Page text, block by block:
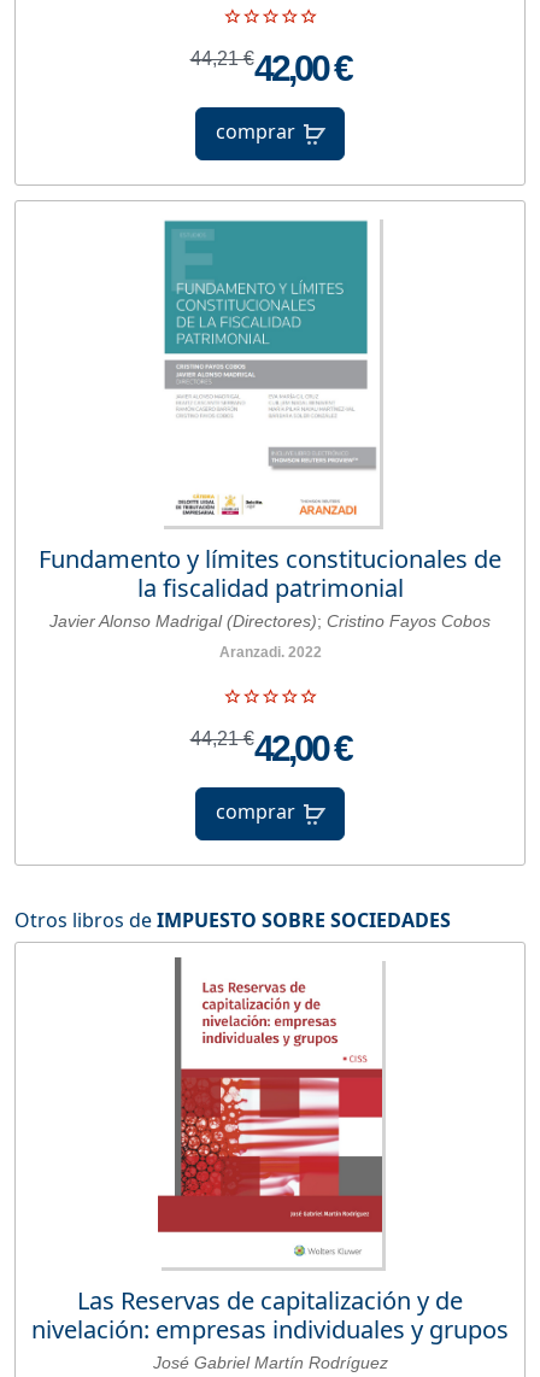
44,21 €42,00 €
comprar
Fundamento y límites constitucionales de
la fiscalidad patrimonial
Javier Alonso Madrigal (Directores); Cristino Fayos Cobos
Aranzadi. 2022
44,21 €42,00 €
comprar
Otros libros deIMPUESTO SOBRE SOCIEDADES
Las Reservas de capitalización y de
nivelación: empresas individuales y grupos
José Gabriel Martín Rodríguez